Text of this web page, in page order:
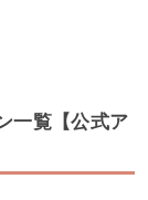
一覧【公式ア